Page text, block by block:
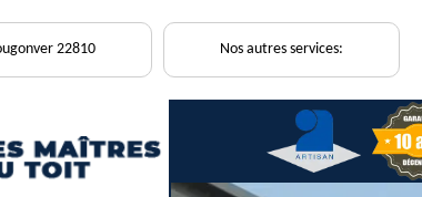
22810 Nos autres services: